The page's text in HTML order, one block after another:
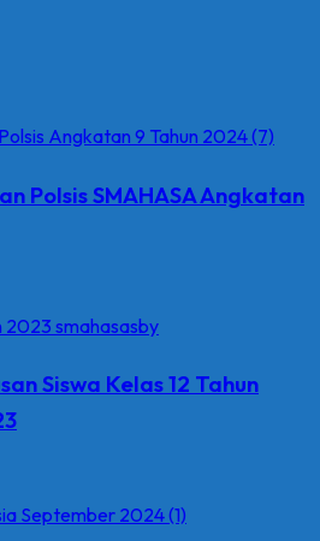
Polsis SMAHASA Angkatan
Siswa Kelas 12 Tahun